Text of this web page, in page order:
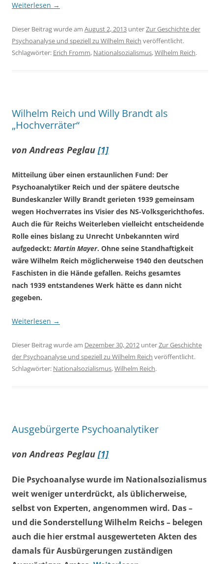
Weiterlesen →
Dieser Beitrag wurde am August 2, 2013 unterZur Geschichte der
Psychoanalyse und speziell zu Wilhelm Reich veröffentlicht.
Schlagwörter: Erich Fromm, Nationalsozialismus,Wilhelm Reich.
Wilhelm Reich und Willy Brandt als
„Hochverräter“
von Andreas Peglau [1]
Mitteilung über einen erstaunlichen Fund: Der
Psychoanalytiker Reich und der spätere deutsche
Bundeskanzler Willy Brandt gerieten 1939 gemeinsam
wegen Hochverrates ins Visier des NS-Volksgerichthofes.
Auch die für Reichs Weiterleben vielleicht entscheidende
Rolle eines bislang zu Unrecht Unbekannten wird
aufgedeckt: Martin Mayer. Ohne seine Standhaftigkeit
wäre Wilhelm Reich möglicherweise 1940 den deutschen
Faschisten in die Hände gefallen. Reichs gesamtes
nach 1939 entstandenes Werk hätte es dann nicht
gegeben.
Weiterlesen →
Dieser Beitrag wurde am Dezember 30, 2012 unterZur Geschichte
der Psychoanalyse und speziell zu Wilhelm Reich veröffentlicht.
Schlagwörter: Nationalsozialismus,Wilhelm Reich.
Ausgebürgerte Psychoanalytiker
von Andreas Peglau [1]
Die Psychoanalyse wurde im Nationalsozialismus
weit weniger unterdrückt, als üblicherweise,
selbst von Experten, angenommen wird. Das –
und die Sonderstellung Wilhelm Reichs – belegen
auch die hier erstmal ausgewerteten Akten des
damals für Ausbürgerungen zuständigen